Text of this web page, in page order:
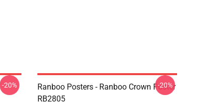
-20%
Ranboo Posters - Ranboo Crown Poster
RB2805
-20%